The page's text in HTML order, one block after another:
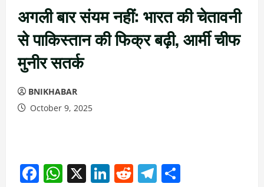
अगली बार संयम नहीं: भारत की चेतावनी
से पाकिस्तान की फिक्र बढ़ी, आर्मी चीफ
मुनीर सतर्क
BNIKHABAR
October 9, 2025
Facebook
WhatsApp
X LinkedIn
RedditTelegram